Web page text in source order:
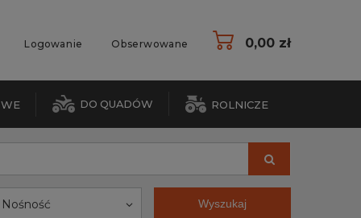
Logowanie Obserwowane 0,00 zł
DO QUADÓW ROLNICZE
Nośność Wyszukaj